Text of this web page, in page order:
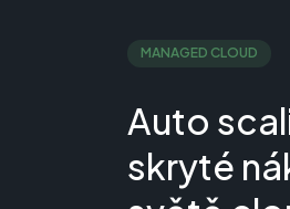
MANAGED CLOUD
Auto
skryté